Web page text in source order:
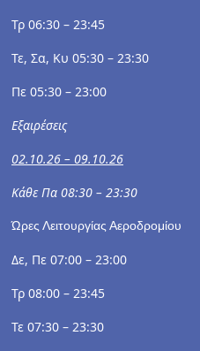
Τρ 06:30 – 23:45
Τε, Σα, Κυ 05:30 – 23:30
Πε 05:30 – 23:00
Εξαιρέσεις
02.10.26 – 09.10.26
Κάθε Πα 08:30 – 23:30
Ώρες Λειτουργίας Αεροδρομίου
Δε, Πε 07:00 – 23:00
Τρ 08:00 – 23:45
Τε 07:30 – 23:30